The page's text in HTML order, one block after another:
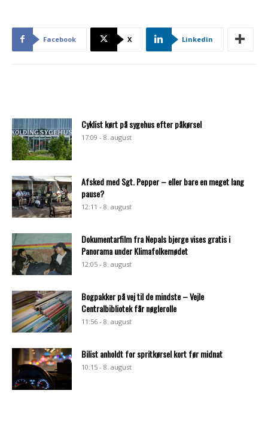
Facebook X Linkedin
Cyklist kørt på sygehus efter påkørsel
17:09 - 8. august
Afsked med Sgt. Pepper – eller bare en meget lang
pause?
12:11 - 8. august
Dokumentarfilm fra Nepals bjerge vises gratis i
Panorama under Klimafolkemødet
12:05 - 8. august
Bogpakker på vej til de mindste – Vejle
Centralbibliotek får nøglerolle
11:56 - 8. august
Bilist anholdt for spritkørsel kort før midnat
10:15 - 8. august